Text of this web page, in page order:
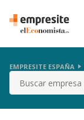
EMPRESITE ESPAÑA
Buscar